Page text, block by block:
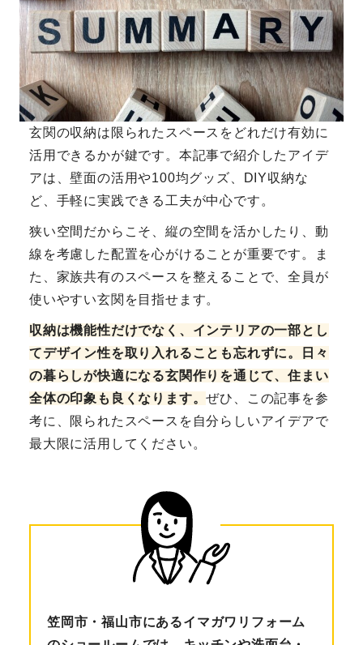
玄関の収納は限られたスペースをどれだけ有効に
活用できるかが鍵です。本記事で紹介したアイデ
アは、壁面の活用や100均グッズ、DIY収納な
ど、手軽に実践できる工夫が中心です。
狭い空間だからこそ、縦の空間を活かしたり、動
線を考慮した配置を心がけることが重要です。ま
た、家族共有のスペースを整えることで、全員が
使いやすい玄関を目指せます。
収納は機能性だけでなく、インテリアの一部とし
てデザイン性を取り入れることも忘れずに。日々
の暮らしが快適になる玄関作りを通じて、住まい
全体の印象も良くなります。ぜひ、この記事を参
考に、限られたスペースを自分らしいアイデアで
最大限に活用してください。
笠岡市・福山市にあるイマガワリフォーム